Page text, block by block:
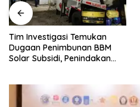
Tim Investigasi Temukan
Dugaan Penimbunan BBM
Solar Subsidi, Penindakan